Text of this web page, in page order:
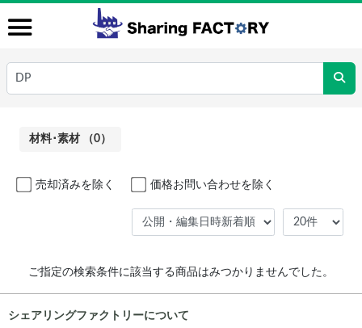
材料･素材 （0）
売却済みを除く 価格お問い合わせを除く
ご指定の検索条件に該当する商品はみつかりませんでした。
シェアリングファクトリーについて